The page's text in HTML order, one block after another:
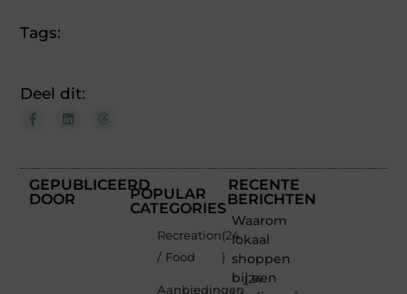
Tags:
Deel dit:
GEPUBLICEERD
DOOR
POPULAR
CATEGORIES
Recreation
/ Food
(24
)
Aanbiedingen
(24
RECENTE
BERICHTEN
Waarom
lokaal
shoppen
bij een